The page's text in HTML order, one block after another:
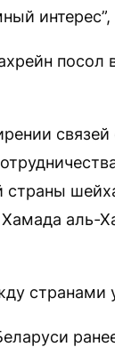
страны
аль-
странами